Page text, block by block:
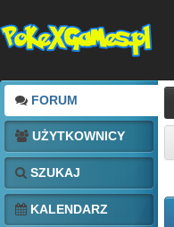
FORUM
UŻYTKOWNICY
SZUKAJ
KALENDARZ